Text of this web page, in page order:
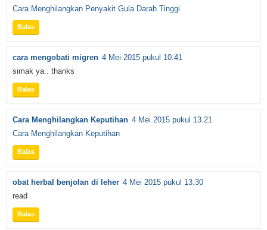
Cara Menghilangkan Penyakit Gula Darah Tinggi
Balas
cara mengobati migren 4 Mei 2015 pukul 10.41
simak ya.. thanks
Balas
Cara Menghilangkan Keputihan 4 Mei 2015 pukul 13.21
Cara Menghilangkan Keputihan
Balas
obat herbal benjolan di leher 4 Mei 2015 pukul 13.30
read
Balas